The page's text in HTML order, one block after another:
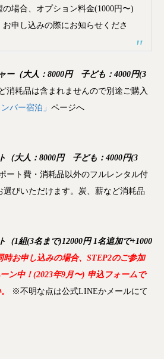
場合、オプション料金(1000円〜)
申し込みの際にお知らせくださ
ー（大人：8000円 子ども：4000円(3
消耗品は含まれませんので別途ご購入
ンバー宿泊」 ページへ
（大人：8000円 子ども：4000円(3
ート費・消耗品以外のフルレンタル付
びいただけます。炭、薪など消耗品
（1組(3名まで)12000円 1名追加で+1000
時お申し込みの場合、STEP2のご参加
ン中！(2023年9月〜) 申込フォームで
※不明な点は公式LINEかメールにて